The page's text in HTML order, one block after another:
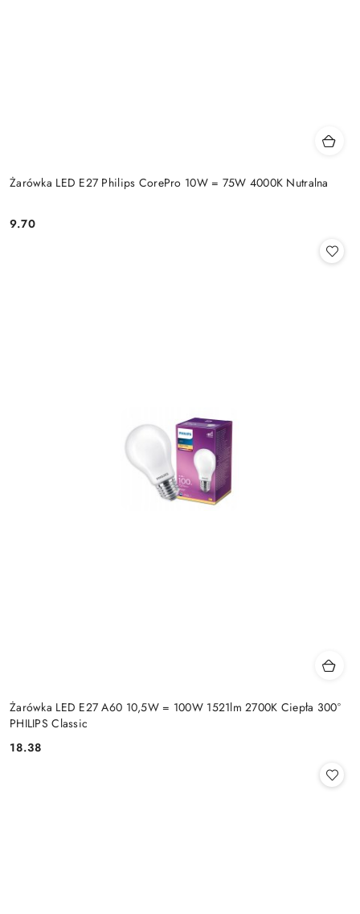
Żarówka LED E27 Philips CorePro 10W = 75W 4000K Nutralna
Cena:
9.70
Żarówka LED E27 A60 10,5W = 100W 1521lm 2700K Ciepła 300°
PHILIPS Classic
Cena:
18.38